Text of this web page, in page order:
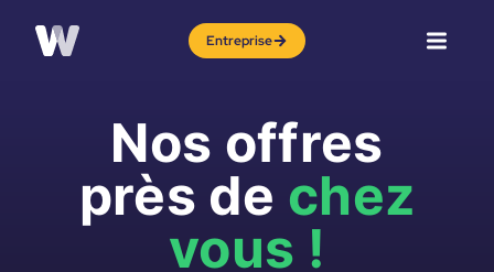
Entreprise
Nos offres
près de chez
vous !